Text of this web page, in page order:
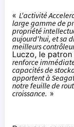
« L'activité
large gamme de
propriété
aujourd'hui, et sa
meilleurs
Luczo, le patron
renforce
capacités de
apportent à
notre feuille de
croissance. »